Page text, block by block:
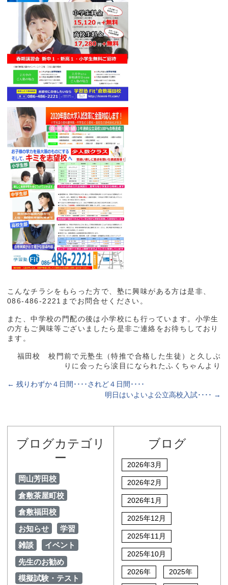
こんなチラシをもらった方で、塾に興味がある方は是非、
086-486-2221までお問合せください。
また、中学校の門配の後は小学校にも行っています。小学生
の方もご興味等ございましたら是非ご連絡をお待ちしており
ます。
福田校 校門前で元塾生（特推で合格した生徒）と久しぶ
りに会ったら涙目になられたふくちゃんより
← 残りわずか４日間････されど４日間････
明日はいよいよ公立高校入試････ →
ブログカテゴリ
ー
岡山芳田校
倉敷茶屋町校
倉敷福田校
お知らせ
学習
雑談
イベント
先生のお勧め
模擬試験・テスト
ブログ
2026年3月
2026年2月
2026年1月
2025年12月
2025年11月
2025年10月
2026年 2025年